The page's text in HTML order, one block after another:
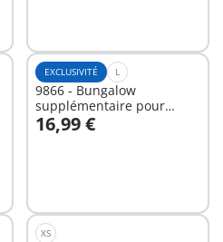
EXCLUSIVITÉ L
9866 - Bungalow
supplémentaire pour
Beach Hôtel
16,99 €
Au panier
XS